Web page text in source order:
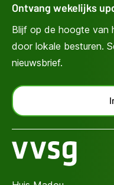
Ontvang wekelijks
Blijf op de hoogte van
door lokale besturen.
nieuwsbrief.